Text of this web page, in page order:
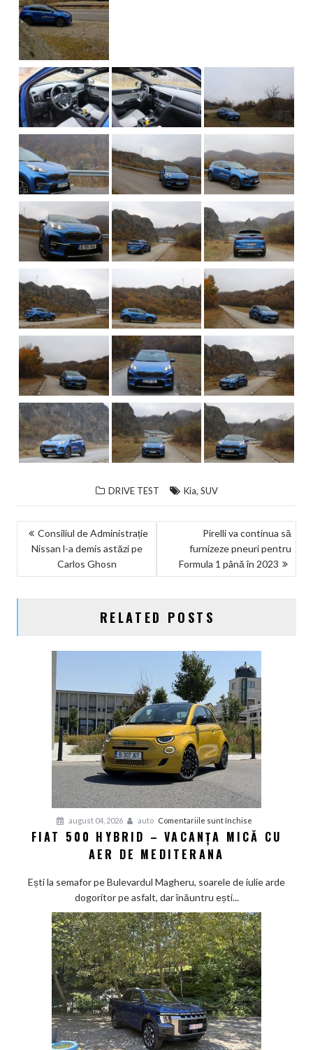
DRIVE TEST Kia, SUV
NAVIGARE
ÎN
ARTICOLE
Consiliul de Administrație
Nissan l-a demis astăzi pe
Carlos Ghosn
Pirelli va continua să
furnizeze pneuri pentru
Formula 1 până în 2023
RELATED POSTS
august 04, 2026 auto Comentariile sunt închise
Fiat
–
mică
cu
aer
de
Mediterana
FIAT 500 HYBRID – VACANȚA MICĂ CU
AER DE MEDITERANA
Ești la semafor pe Bulevardul Magheru, soarele de iulie arde
dogoritor pe asfalt, dar înăuntru ești...